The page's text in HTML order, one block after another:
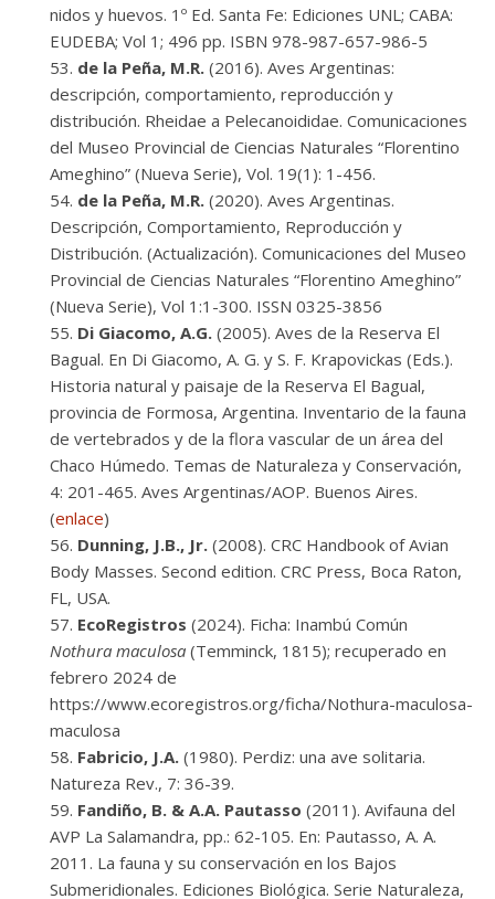
nidos y huevos. 1º Ed. Santa Fe: Ediciones UNL; CABA:
EUDEBA; Vol 1; 496 pp. ISBN 978-987-657-986-5
de la Peña, M.R. (2016). Aves Argentinas:
descripción, comportamiento, reproducción y
distribución. Rheidae a Pelecanoididae. Comunicaciones
del Museo Provincial de Ciencias Naturales “Florentino
Ameghino” (Nueva Serie), Vol. 19(1): 1-456.
de la Peña, M.R. (2020). Aves Argentinas.
Descripción, Comportamiento, Reproducción y
Distribución. (Actualización). Comunicaciones del Museo
Provincial de Ciencias Naturales “Florentino Ameghino”
(Nueva Serie), Vol 1:1-300. ISSN 0325-3856
Di Giacomo, A.G. (2005). Aves de la Reserva El
Bagual. En Di Giacomo, A. G. y S. F. Krapovickas (Eds.).
Historia natural y paisaje de la Reserva El Bagual,
provincia de Formosa, Argentina. Inventario de la fauna
de vertebrados y de la flora vascular de un área del
Chaco Húmedo. Temas de Naturaleza y Conservación,
4: 201-465. Aves Argentinas/AOP. Buenos Aires.
(enlace)
Dunning, J.B., Jr. (2008). CRC Handbook of Avian
Body Masses. Second edition. CRC Press, Boca Raton,
FL, USA.
EcoRegistros (2024). Ficha: Inambú Común
Nothura maculosa (Temminck, 1815); recuperado en
febrero 2024 de
https://www.ecoregistros.org/ficha/Nothura-maculosa-
maculosa
Fabricio, J.A. (1980). Perdiz: una ave solitaria.
Natureza Rev., 7: 36-39.
Fandiño, B. & A.A. Pautasso (2011). Avifauna del
AVP La Salamandra, pp.: 62-105. En: Pautasso, A. A.
2011. La fauna y su conservación en los Bajos
Submeridionales. Ediciones Biológica. Serie Naturaleza,